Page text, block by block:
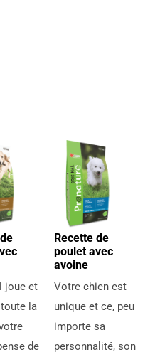
joue et
toute la
de
Recette de
poulet avec
avoine
Votre chien est
unique et ce, peu
importe sa
personnalité, son